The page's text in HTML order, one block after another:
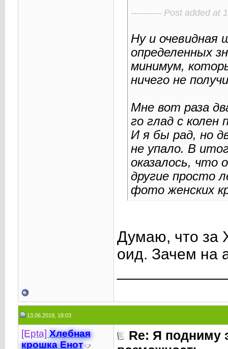
---------- Post added at
Ну и очевидная
определенных
минимум,
ничего не
Мне вот раза
го глад с колен
И я бы рад, но
не упало. В
оказалось, что
другие просто
фото женских
Думаю, что за
оид. Зачем на
13.06.2019, 18:03
[Epta] Хлебная
крошкa Енот
Re: Я подниму